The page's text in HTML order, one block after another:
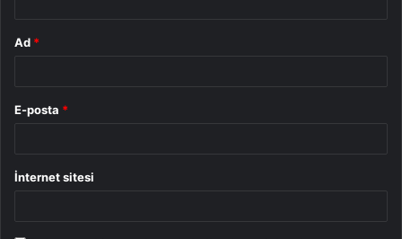
Ad *
E-posta *
İnternet sitesi